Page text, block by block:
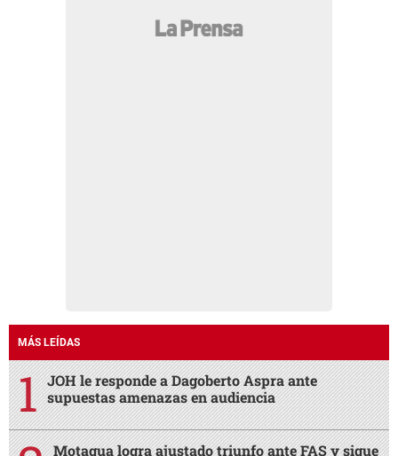
MÁS LEÍDAS
JOH le responde a Dagoberto Aspra ante
supuestas amenazas en audiencia
Motagua logra ajustado triunfo ante FAS y sigue